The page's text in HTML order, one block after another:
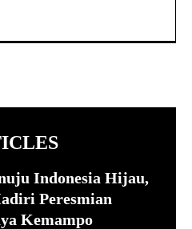
Indonesia Hijau,
Peresmian
Kemampo